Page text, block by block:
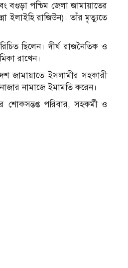
বগুড়া পশ্চিম জেলা জামায়াতের
ইলাইহি রাজিউন)। তাঁর মৃত্যুতে
ছিলেন। দীর্ঘ রাজনৈতিক ও
রাখেন।
জামায়াতে ইসলামীর সহকারী
নামাজে ইমামতি করেন।
পরিবার, সহকর্মী ও